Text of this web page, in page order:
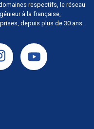
respectifs, le réseau
à la française,
depuis plus de 30 ans.